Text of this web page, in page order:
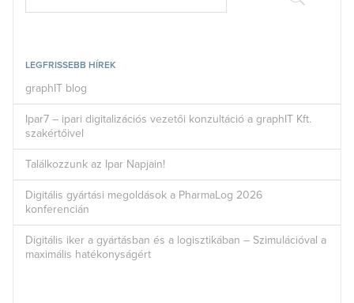
LEGFRISSEBB HÍREK
graphIT blog
Ipar7 – ipari digitalizációs vezetői konzultáció a graphIT Kft.
szakértőivel
Találkozzunk az Ipar Napjain!
Digitális gyártási megoldások a PharmaLog 2026
konferencián
Digitális iker a gyártásban és a logisztikában – Szimulációval a
maximális hatékonyságért